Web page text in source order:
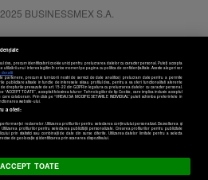
BUSINESSMEX S.A.
dvs., precum identificatorii cookie unici pentru prelucrarea datelor cu caracter personal. Puteți accepta
utilizării unui interes legitim în orice moment pe pagina cu politica de confidențialitate. Aceste alegeri vor
detalii
partenere, precum si furnizorii nostri de servicii de date analitice) prelucram date pentru a permite
publicitare afisate in functie de interesele si/sau profilul dvs., pentru a va oferi functionalitati aferente
drepturile prevazute de art. 15-22 din GDPR in legatura cu prelucrarea datelor cu caracter personal.
“ACCEPT TOATE”, acceptati folosirea tuturor Tehnologiilor de tip Cookie, care implica inclusiv acceptul
colaboram. Prin click pe “VREAU SA MODIFIC SETARILE INDIVIDUAL” puteti schimba preferintele in
website-ului.
a oferi:
reclamelor. Utilizarea profilurilor pentru selectarea conținutului personalizat. Dezvoltarea și
profilurilor pentru selectarea publicității personalizate. Crearea profilurilor pentru publicitate
prin statistici sau combinații de date din surse diferite. Utilizarea datelor limitate pentru a selecta
de geolocație și identificarea prin scanarea dispozitivului.
ACCEPT TOATE